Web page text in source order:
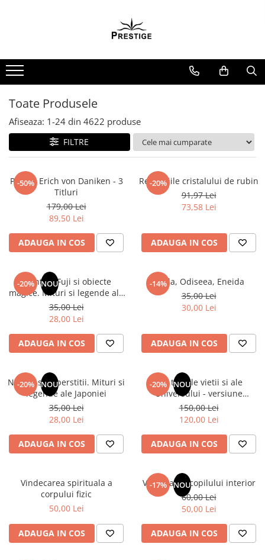
Noutati
Promotii
Spiritualitate - Ezoterism
AngelConnection
Arte Divinatorii
Chiromantie
Dezvoltare Spirituala
KidConnection
Minte Corp
New Illuminati Files
Numerologie
Paranormal
Parapsihologie
Audiobook
Religie
Crestinism
ScienceConnection
SelfHealing
Sanatate
Masaj
Toate Produsele
Afiseaza: 1-24 din 4622 produse
FILTRE
-50%
Pachet Erich von Daniken - 3
Titluri
179,00 Lei
89,50 Lei
ADAUGA IN COS
-20%
Revelatiile cristalului de rubin
91,97 Lei
73,58 Lei
ADAUGA IN COS
-20% NOU
Muntele Fuji si obiecte
magice. Mituri si legende ale
Japoniei
35,00 Lei
28,00 Lei
ADAUGA IN COS
-14%
Iliada, Odiseea, Eneida
35,00 Lei
30,00 Lei
ADAUGA IN COS
-20% NOU
Natura si superstitii. Mituri si
legende ale Japoniei
35,00 Lei
28,00 Lei
ADAUGA IN COS
-20% NOU
Din tainele vietii si ale
Universului - versiune
originala din 1939. Volumele I-
III. Cutie de colectie -Scarlat
Demetrescu
150,00 Lei
120,00 Lei
ADAUGA IN COS
Vindecarea spirituala a
corpului fizic
50,00 Lei
ADAUGA IN COS
-17% NOU
Vindecarea copilului interior
60,00 Lei
50,00 Lei
ADAUGA IN COS